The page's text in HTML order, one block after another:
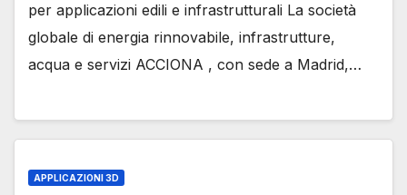
per applicazioni edili e infrastrutturali La società
globale di energia rinnovabile, infrastrutture,
acqua e servizi ACCIONA , con sede a Madrid,…
APPLICAZIONI 3D